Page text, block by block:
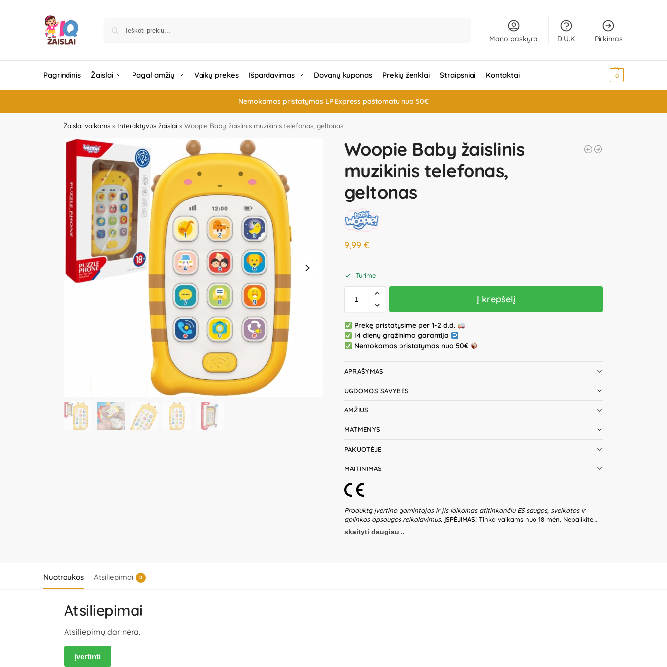
Mano paskyra D.U.K Pirkimas
Pagrindinis Žaislai Pagal amžių Vaikų prekės Išpardavimas Dovanų kuponas Prekių ženklai Straipsniai Kontaktai 0
Nemokamas pristatymas LP Express paštomatu nuo 50€
Žaislai vaikams » Interaktyvūs žaislai »Woopie Baby žaislinis muzikinis telefonas, geltonas
Woopie Baby žaislinis
muzikinis telefonas,
geltonas
9,99 €
Turime
Į krepšelį
Prekę pristatysime per 1-2 d.d.
14 dienų grąžinimo garantija
Nemokamas pristatymas nuo 50€
APRAŠYMAS
UGDOMOS SAVYBĖS
AMŽIUS
MATMENYS
PAKUOTĖJE
MAITINIMAS
Produktą įvertino gamintojas ir jis laikomas atitinkančiu ES saugos, sveikatos ir
aplinkos apsaugos reikalavimus. ĮSPĖJIMAS! Tinka vaikams nuo 18 mėn. Nepalikite
žaidžiančių vaikų be suaugusiųjų priežiūros. Prieš naudodami žaislą patikrinkite žaislo
ir jo detalių būklę. Nenaudokite žaislo, jeigu kuri nors iš dalių yra pažeista. Žaislui
skaityti daugiau...
Nuotraukos Atsiliepimai 0
Atsiliepimai
Atsiliepimų dar nėra.
Įvertinti